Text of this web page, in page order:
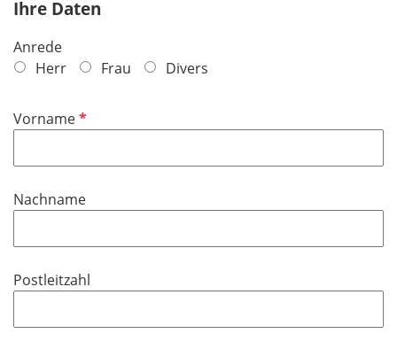
Ihre Daten
Anrede
Herr
Frau Divers
VornameP
l
c
t
e
d
Nachname
Postleitzahl